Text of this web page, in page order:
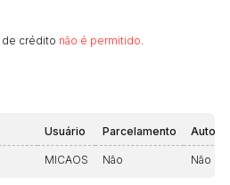
de crédito não é permitido.
Usuário Parcelamento
MICAOS Não Não